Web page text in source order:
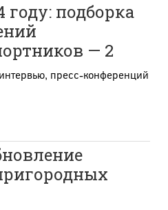
подборка
— 2
пресс-конференций